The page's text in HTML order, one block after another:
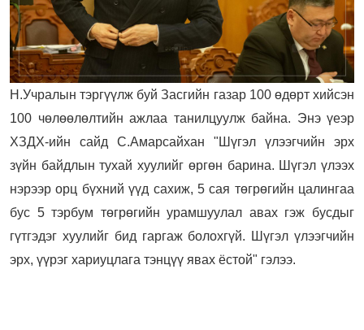
Н.Учралын тэргүүлж буй Засгийн газар 100 өдөрт хийсэн
100 чөлөөлөлтийн ажлаа танилцуулж байна. Энэ үеэр
ХЗДХ-ийн сайд С.Амарсайхан "Шүгэл үлээгчийн эрх
зүйн байдлын тухай хуулийг өргөн барина. Шүгэл үлээх
нэрээр орц бүхний үүд сахиж, 5 сая төгрөгийн цалингаа
бус 5 тэрбум төгрөгийн урамшуулал авах гэж бусдыг
гүтгэдэг хуулийг бид гаргаж болохгүй. Шүгэл үлээгчийн
эрх, үүрэг хариуцлага тэнцүү явах ёстой" гэлээ.